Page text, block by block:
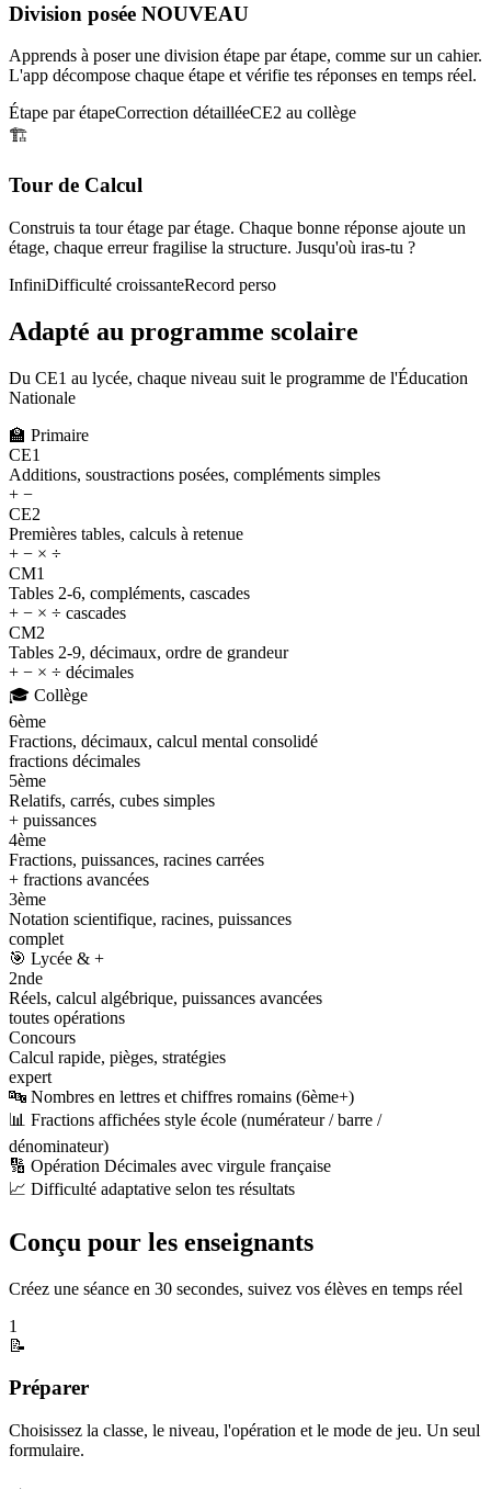
Division posée NOUVEAU
Apprends à poser une division étape par étape, comme sur un cahier.
L'app décompose chaque étape et vérifie tes réponses en temps réel.
Étape par étapeCorrection détailléeCE2 au collège
🏗️
Tour de Calcul
Construis ta tour étage par étage. Chaque bonne réponse ajoute un
étage, chaque erreur fragilise la structure. Jusqu'où iras-tu ?
InfiniDifficulté croissanteRecord perso
Adapté au programme scolaire
Du CE1 au lycée, chaque niveau suit le programme de l'Éducation
Nationale
🏫 Primaire
CE1
Additions, soustractions posées, compléments simples
+ −
CE2
Premières tables, calculs à retenue
+ − × ÷
CM1
Tables 2-6, compléments, cascades
+ − × ÷ cascades
CM2
Tables 2-9, décimaux, ordre de grandeur
+ − × ÷ décimales
🎓 Collège
6ème
Fractions, décimaux, calcul mental consolidé
fractions décimales
5ème
Relatifs, carrés, cubes simples
+ puissances
4ème
Fractions, puissances, racines carrées
+ fractions avancées
3ème
Notation scientifique, racines, puissances
complet
🎯 Lycée & +
2nde
Réels, calcul algébrique, puissances avancées
toutes opérations
Concours
Calcul rapide, pièges, stratégies
expert
🔤 Nombres en lettres et chiffres romains (6ème+)
📊 Fractions affichées style école (numérateur / barre /
dénominateur)
🔢 Opération Décimales avec virgule française
📈 Difficulté adaptative selon tes résultats
Conçu pour les enseignants
Créez une séance en 30 secondes, suivez vos élèves en temps réel
1
📝
Préparer
Choisissez la classe, le niveau, l'opération et le mode de jeu. Un seul
formulaire.